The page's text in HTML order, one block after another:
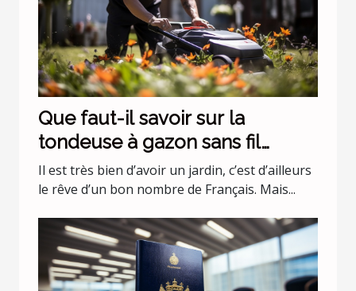
Que faut-il savoir sur la
tondeuse à gazon sans fil
batterie 36 v Black+Decker
CLMA4820L2-QW ?
Il est très bien d’avoir un jardin, c’est d’ailleurs
le rêve d’un bon nombre de Français. Mais...